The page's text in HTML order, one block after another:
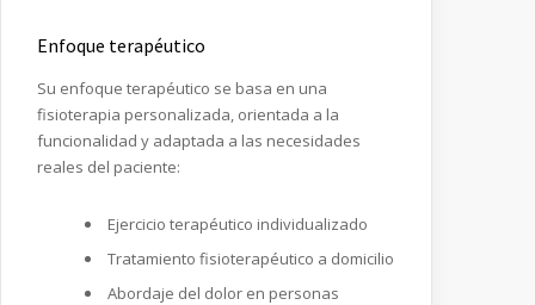
Enfoque terapéutico
Su enfoque terapéutico se basa en una
fisioterapia personalizada, orientada a la
funcionalidad y adaptada a las necesidades
reales del paciente:
Ejercicio terapéutico individualizado
Tratamiento fisioterapéutico a domicilio
Abordaje del dolor en personas